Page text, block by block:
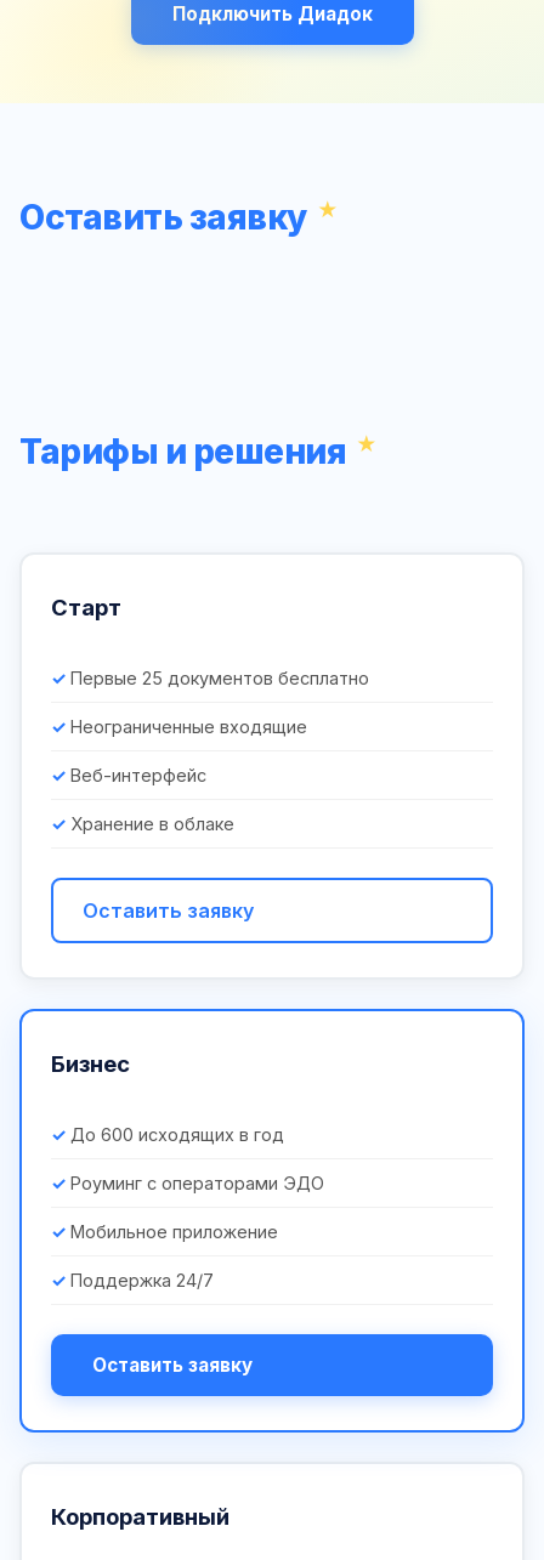
Подключить Диадок
Оставить заявку
Тарифы и решения
Старт
Первые 25 документов бесплатно
Неограниченные входящие
Веб-интерфейс
Хранение в облаке
Оставить заявку
Бизнес
До 600 исходящих в год
Роуминг с операторами ЭДО
Мобильное приложение
Поддержка 24/7
Оставить заявку
Корпоративный